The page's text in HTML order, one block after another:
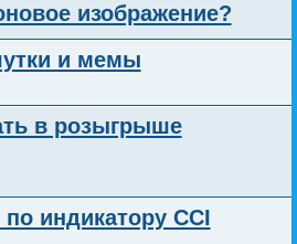
изображение?
и мемы
в розыгрыше
по индикатору CCI